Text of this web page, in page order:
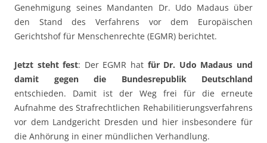
Genehmigung seines Mandanten Dr. Udo Madaus über
den Stand des Verfahrens vor dem Europäischen
Gerichtshof für Menschenrechte (EGMR) berichtet.
Jetzt steht fest: Der EGMR hat für Dr. Udo Madaus und
damit gegen die Bundesrepublik Deutschland
entschieden. Damit ist der Weg frei für die erneute
Aufnahme des Strafrechtlichen Rehabilitierungsverfahrens
vor dem Landgericht Dresden und hier insbesondere für
die Anhörung in einer mündlichen Verhandlung.